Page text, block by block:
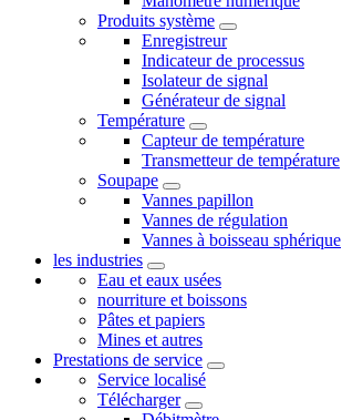
Produits système
Enregistreur
Indicateur de processus
Isolateur de signal
Générateur de signal
Température
Capteur de température
Transmetteur de température
Soupape
Vannes papillon
Vannes de régulation
Vannes à boisseau sphérique
les industries
Eau et eaux usées
nourriture et boissons
Pâtes et papiers
Mines et autres
Prestations de service
Service localisé
Télécharger